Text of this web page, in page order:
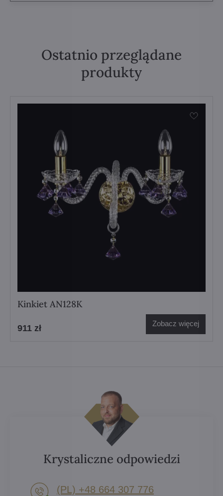
Ostatnio przeglądane
produkty
Kinkiet AN128K
911 zł Zobacz więcej
Krystaliczne odpowiedzi
(PL) +48 664 307 776